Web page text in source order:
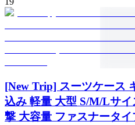
[New Trip] スーツケース
込み 軽量 大型 S/M/Lサ
撃 大容量 ファスナータ